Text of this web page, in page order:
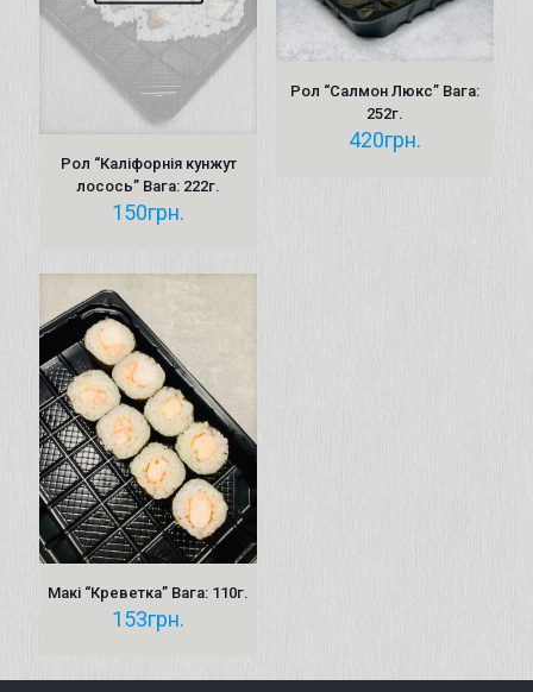
Рол “Каліфорнія кунжут
лосось” Вага: 222г.
150грн.
Рол “Салмон Люкс” Вага:
252г.
420грн.
Макі “Креветка” Вага: 110г.
153грн.